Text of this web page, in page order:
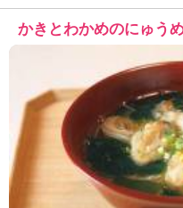
かきとわかめのにゅう